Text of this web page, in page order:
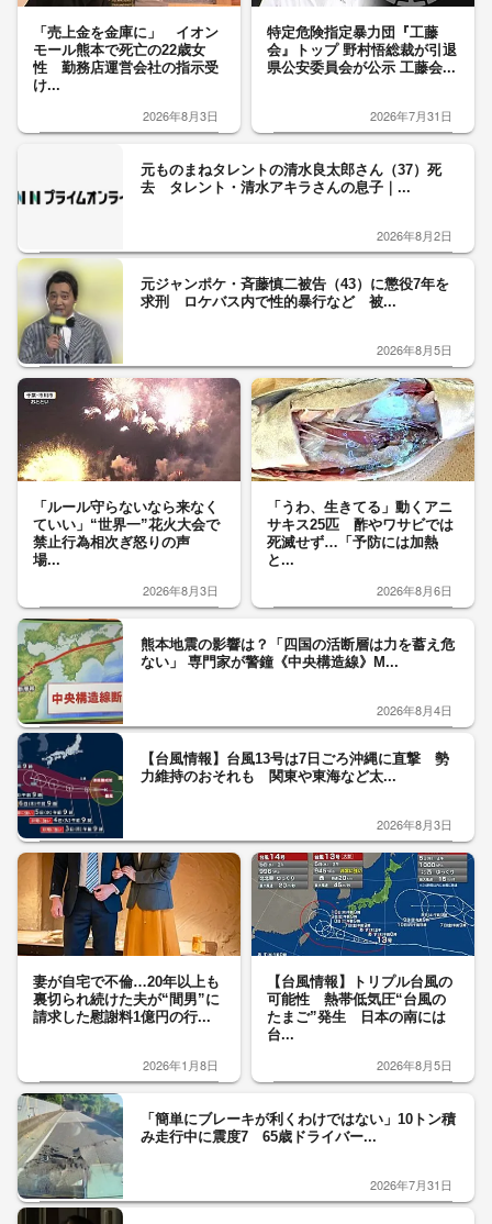
「売上金を金庫に」 イオン
モール熊本で死亡の22歳女
性 勤務店運営会社の指示受
け...
2026年8月3日
特定危険指定暴力団『工藤
会』トップ 野村悟総裁が引退
県公安委員会が公示 工藤会...
2026年7月31日
元ものまねタレントの清水良太郎さん（37）死
去 タレント・清水アキラさんの息子｜...
2026年8月2日
元ジャンポケ・斉藤慎二被告（43）に懲役7年を
求刑 ロケバス内で性的暴行など 被...
2026年8月5日
「ルール守らないなら来なく
ていい」“世界一”花火大会で
禁止行為相次ぎ怒りの声
場...
2026年8月3日
「うわ、生きてる」動くアニ
サキス25匹 酢やワサビでは
死滅せず…「予防には加熱
と...
2026年8月6日
熊本地震の影響は？「四国の活断層は力を蓄え危
ない」 専門家が警鐘《中央構造線》M...
2026年8月4日
【台風情報】台風13号は7日ごろ沖縄に直撃 勢
力維持のおそれも 関東や東海など太...
2026年8月3日
妻が自宅で不倫…20年以上も
裏切られ続けた夫が“間男”に
請求した慰謝料1億円の行...
2026年1月8日
【台風情報】トリプル台風の
可能性 熱帯低気圧“台風の
たまご”発生 日本の南には
台...
2026年8月5日
「簡単にブレーキが利くわけではない」10トン積
み走行中に震度7 65歳ドライバー...
2026年7月31日